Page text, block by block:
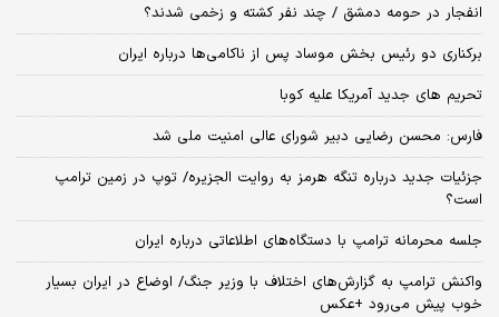
انفجار در حومه دمشق / چند نفر کشته و زخمی شدند؟
برکناری دو رئیس بخش موساد پس از ناکامی‌ها درباره ایران
تحریم های جدید آمریکا علیه کوبا
فارس: محسن رضایی دبیر شورای عالی امنیت ملی شد
جزئیات جدید درباره تنگه هرمز به روایت الجزیره/ توپ در زمین ترامپ
است؟
جلسه محرمانه ترامپ با دستگاه‌های اطلاعاتی درباره ایران
واکنش ترامپ به گزارش‌های اختلاف با وزیر جنگ/ اوضاع در ایران بسیار
خوب پیش می‌رود +عکس